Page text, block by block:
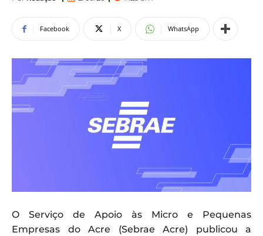
Facebook X WhatsApp
O Serviço de Apoio às Micro e Pequenas
Empresas do Acre (Sebrae Acre) publicou a